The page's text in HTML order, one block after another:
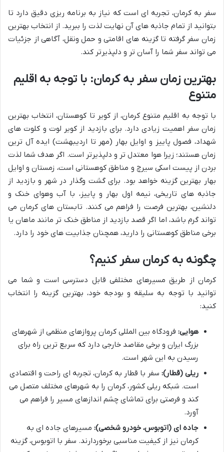
سفر به کرمان، تجربه ای است که نیاز به برنامه ریزی دقیق دارد تا
بتوانید از تمام جاذبه های آن نهایت لذت را ببرید. از انتخاب بهترین
زمان سفر گرفته تا گزینه های اقامتی و حمل ونقل، آگاهی از جزئیات
می تواند سفر شما را آسان تر و دلپذیرتر کند.
بهترین زمان سفر به کرمان: با توجه به اقلیم
متنوع
با توجه به اقلیم متنوع کرمان، از کویر تا کوهستان، انتخاب بهترین
زمان سفر اهمیت زیادی دارد. برای بازدید از کویر لوت و کلوت های
شهداد، فصول پاییز و اوایل بهار (مهر تا اردیبهشت) ایده آل ترین
زمان هستند؛ زیرا هوا معتدل تر و دلپذیرتر است. اگر هدف شما لذت
بردن از پیست اسکی سیرچ و مناطق کوهستانی است، زمستان و اوایل
بهار بهترین گزینه خواهد بود. برای گشت وگذار در شهر و بازدید از
جاذبه های تاریخی، نیمه اول بهار و پاییز، با آب وهوای خنک و
دلنشین، بهترین فرصت را فراهم می کنند. تابستان های کرمان می
تواند گرم باشد، اما اگر قصد بازدید از مناطق خنک تر مانند ماهان یا
برخی مناطق کوهستانی را دارید، همچنان جذابیت های خود را دارد.
چگونه به کرمان سفر کنیم؟
کرمان از طریق مسیرهای مختلفی قابل دسترسی است و شما می
توانید با توجه به سلیقه و بودجه خود، بهترین گزینه را انتخاب
کنید:
هوایی: فرودگاه بین المللی کرمان پروازهای منظمی از شهرهای
بزرگ ایران و برخی مقاصد خارجی دارد که سریع ترین راه برای
رسیدن به این شهر است.
ریلی (قطار): سفر با قطار به کرمان، تجربه ای راحت و اقتصادی
است. شبکه ریلی کشور، کرمان را به شهرهای مختلف متصل می
کند و فرصتی برای تماشای چشم اندازهای مسیر را فراهم می
آورد.
جاده ای (اتوبوس، خودرو شخصی): مسیرهای جاده ای به
کرمان نیز از کیفیت مناسبی برخوردارند. سفر با اتوبوس، گزینه